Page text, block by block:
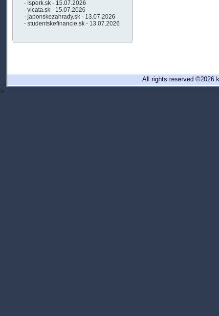
- isperk.sk - 15.07.2026
- vlcata.sk - 15.07.2026
- japonskezahrady.sk - 13.07.2026
- studentskefinancie.sk - 13.07.2026
All rights reserved ©2026
>